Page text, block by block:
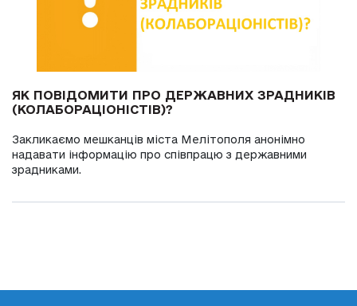
ЯК ПОВІДОМИТИ ПРО ДЕРЖАВНИХ ЗРАДНИКІВ
(КОЛАБОРАЦІОНІСТІВ)?
Закликаємо мешканців міста Мелітополя анонімно
надавати інформацію про співпрацю з державними
зрадниками.